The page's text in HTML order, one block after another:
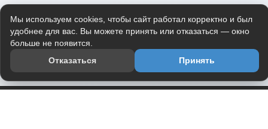
Мы используем cookies, чтобы сайт работал корректно и был
удобнее для вас. Вы можете принять или отказаться — окно
больше не появится.
Отказаться
Принять